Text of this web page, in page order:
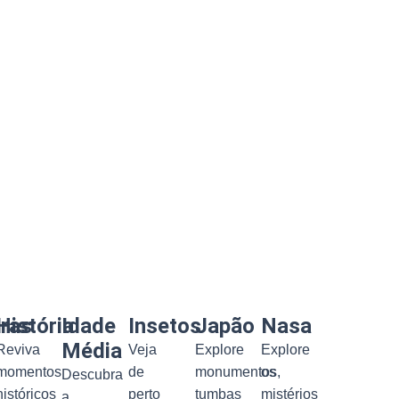
Idade
Média
Descubra
Insetos
Veja
de
perto
Japão
Explore
monumentos,
tumbas
Nasa
Explore
os
mistérios